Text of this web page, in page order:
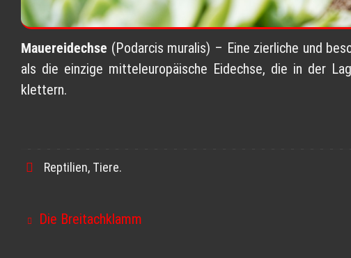
Mauereidechse (Podarcis muralis) – Eine zierliche und
als die einzige mitteleuropäische Eidechse, die in der
klettern.
Reptilien, Tiere.
Die Breitachklamm